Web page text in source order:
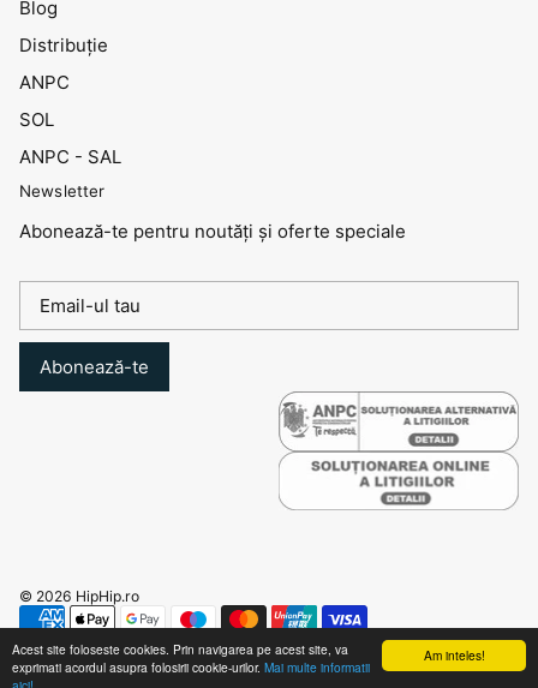
Am inteles!
Acest site foloseste cookies. Prin navigarea pe acest site, va
exprimati acordul asupra folosirii cookie-urilor. Mai multe informatii
Blog
Distribuţie
ANPC
SOL
ANPC - SAL
Newsletter
Abonează-te pentru noutăți și oferte speciale
Abonează-te
© 2026 HipHip.ro